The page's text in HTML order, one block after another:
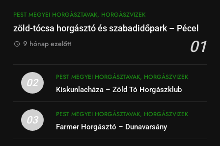
PEST MEGYEI HORGÁSZTAVAK, HORGÁSZVIZEK
zöld-tócsa horgásztó és szabadidőpark – Pécel
01
9 hónap ezelőtt
02
PEST MEGYEI HORGÁSZTAVAK, HORGÁSZVIZEK
Kiskunlacháza – Zöld Tó Horgászklub
03
PEST MEGYEI HORGÁSZTAVAK, HORGÁSZVIZEK
Farmer Horgásztó – Dunavarsány